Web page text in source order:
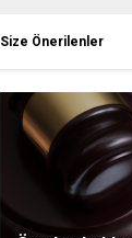
Size Önerilenler